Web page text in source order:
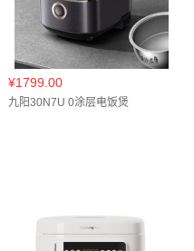
¥1799.00
九阳30N7U 0涂层电饭煲